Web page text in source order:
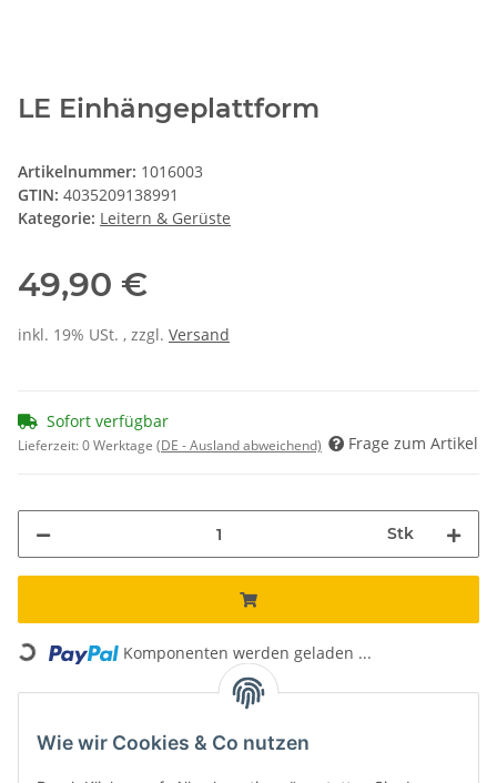
LE Einhängeplattform
Artikelnummer: 1016003
GTIN: 4035209138991
Kategorie: Leitern & Gerüste
49,90 €
inkl. 19% USt. , zzgl. Versand
Sofort verfügbar
Lieferzeit:0 Werktage (DE - Ausland abweichend) Frage zum Artikel
Stk
Komponenten werden geladen ...
Kostenloser Versand*
Wie wir Cookies & Co nutzen